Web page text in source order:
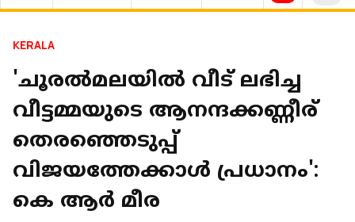
KERALA
'ചൂരൽമലയിൽ വീട് ലഭിച്ച
വീട്ടമ്മയുടെ ആനന്ദക്കണ്ണീര്
തെരഞ്ഞെടുപ്പ്
വിജയത്തേക്കാൾ പ്രധാനം':
കെ ആർ മീര